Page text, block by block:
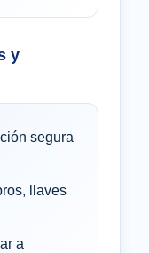
y
segura
llaves
a